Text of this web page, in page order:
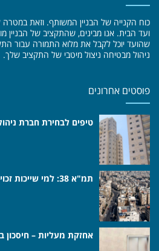
כוח הקנייה של הבניין המשותף. וזאת
ועד הבית. אנו מבינים, שהתקציב של הבניין
שהועד יוכל לקבל את מלוא התמורה עבור
ניהול מבטיחה ניצול מיטבי של התקציב שלך.
פוסטים אחרונים
טיפים לבחירת חברת
תמ"א 38: למי שייכות זכויות הבנייה בגג?
אחזקת מעליות – חיסכון